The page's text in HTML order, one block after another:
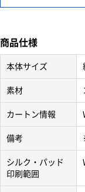
商品仕様
本体サイズ
素材
カートン情報
備考
シルク・パッド
印刷範囲